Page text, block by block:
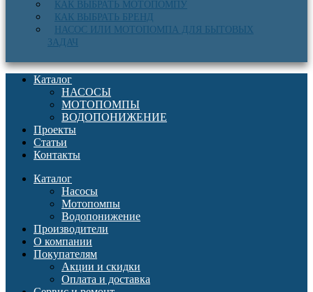
КАК ВЫБРАТЬ МОТОПОМПУ
КАК ВЫБРАТЬ БРЕНД
НАСОС ИЛИ МОТОПОМПА ДЛЯ БЫТОВЫХ
ЗАДАЧ
Каталог
НАСОСЫ
МОТОПОМПЫ
ВОДОПОНИЖЕНИЕ
Проекты
Статьи
Контакты
Каталог
Насосы
Мотопомпы
Водопонижение
Производители
О компании
Покупателям
Акции и скидки
Оплата и доставка